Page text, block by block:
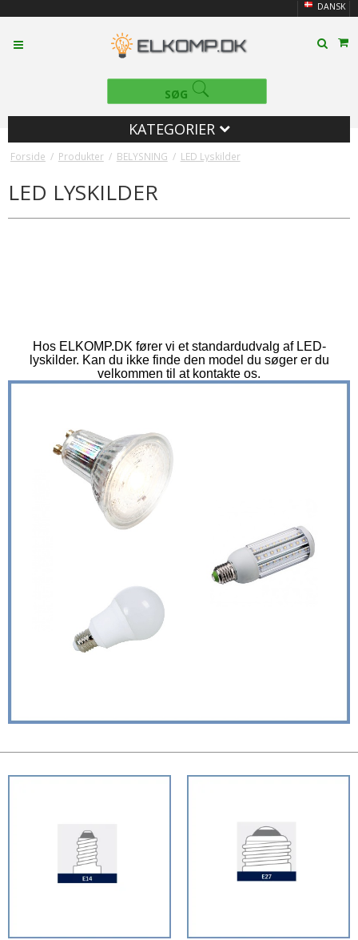
DANSK
SØG
KATEGORIER
Forside / Produkter / BELYSNING / LED Lyskilder
LED LYSKILDER
Hos ELKOMP.DK fører vi et standardudvalg af LED-
lyskilder. Kan du ikke finde den model du søger er du
velkommen til at kontakte os.